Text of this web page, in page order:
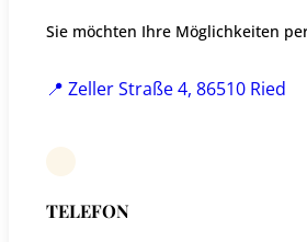
Sie möchten Ihre Möglichkeiten
📍 Zeller Straße 4, 86510 Ried
TELEFON